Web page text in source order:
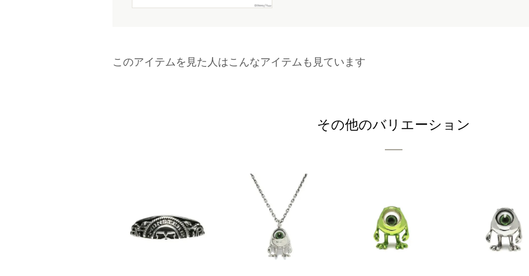
このアイテムを見た人はこんなアイテムも見ています
その他のバリエーション